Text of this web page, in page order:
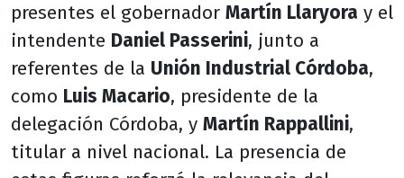
presentes el gobernador Martín Llaryora y el
intendente Daniel Passerini, junto a
referentes de la Unión Industrial Córdoba,
como Luis Macario, presidente de la
delegación Córdoba, y Martín Rappallini,
titular a nivel nacional. La presencia de